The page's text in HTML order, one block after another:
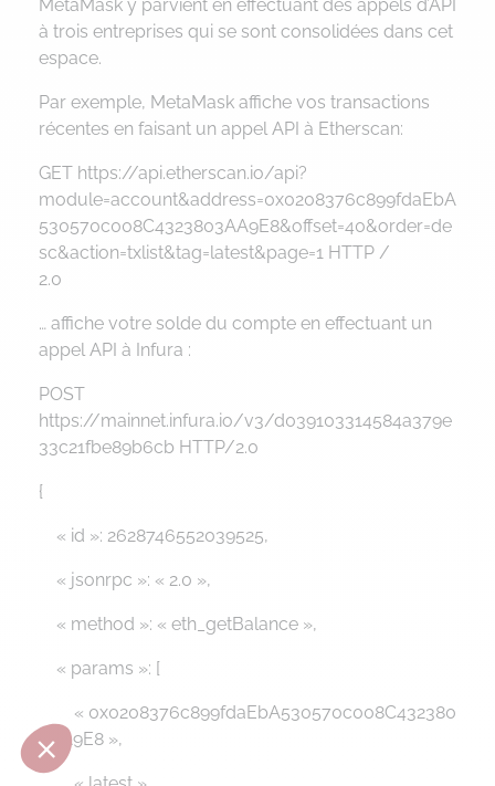
MetaMask y parvient en effectuant des appels d’API
à trois entreprises qui se sont consolidées dans cet
espace.
Par exemple, MetaMask affiche vos transactions
récentes en faisant un appel API à Etherscan:
GET https://api.etherscan.io/api?
module=account&address=0x0208376c899fdaEbA
530570c008C4323803AA9E8&offset=40&order=de
sc&action=txlist&tag=latest&page=1 HTTP /
2.0
… affiche votre solde du compte en effectuant un
appel API à Infura :
POST
https://mainnet.infura.io/v3/d039103314584a379e
33c21fbe89b6cb HTTP/2.0
{
« id »: 2628746552039525,
« jsonrpc »: « 2.0 »,
« method »: « eth_getBalance »,
« params »: [
« 0x0208376c899fdaEbA530570c008C432380
3AA9E8 »,